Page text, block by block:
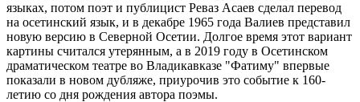
языках, потом поэт и публицист Реваз Асаев сделал перевод
на осетинский язык, и в декабре 1965 года Валиев представил
новую версию в Северной Осетии. Долгое время этот вариант
картины считался утерянным, а в 2019 году в Осетинском
драматическом театре во Владикавказе "Фатиму" впервые
показали в новом дубляже, приурочив это событие к 160-
летию со дня рождения автора поэмы.